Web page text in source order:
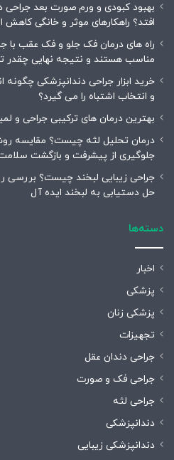
بهبود کبودی و ورم صورت بعد جراحی
افتد؟ راهکارهای موثر و خانگی کاهش
مناسب هستند و نتیجه نهایی چقدر
خرید ابزار جراحی دندانپزشکی
و انتخاب اشتباه را می گیرد؟
بهترین درمان های ترکیبی جراحی و
درمان تحلیل لثه چیست؟ مقایسه
جلوگیری از پیشرفت و بازگشت
جراحی زیبایی لبخند چیست؟ بررسی
حل دستیابی به لبخند ایده آل
دسته‌ها
اخبار
پزشکی
پزشکی زنان
تجهیزات
جراحی دندان عقل
جراحی فک و صورت
جراحی لثه
دندانپزشکی
دندانپزشکی زیبایی